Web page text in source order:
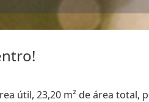
útil, 23,20 m² de área total,